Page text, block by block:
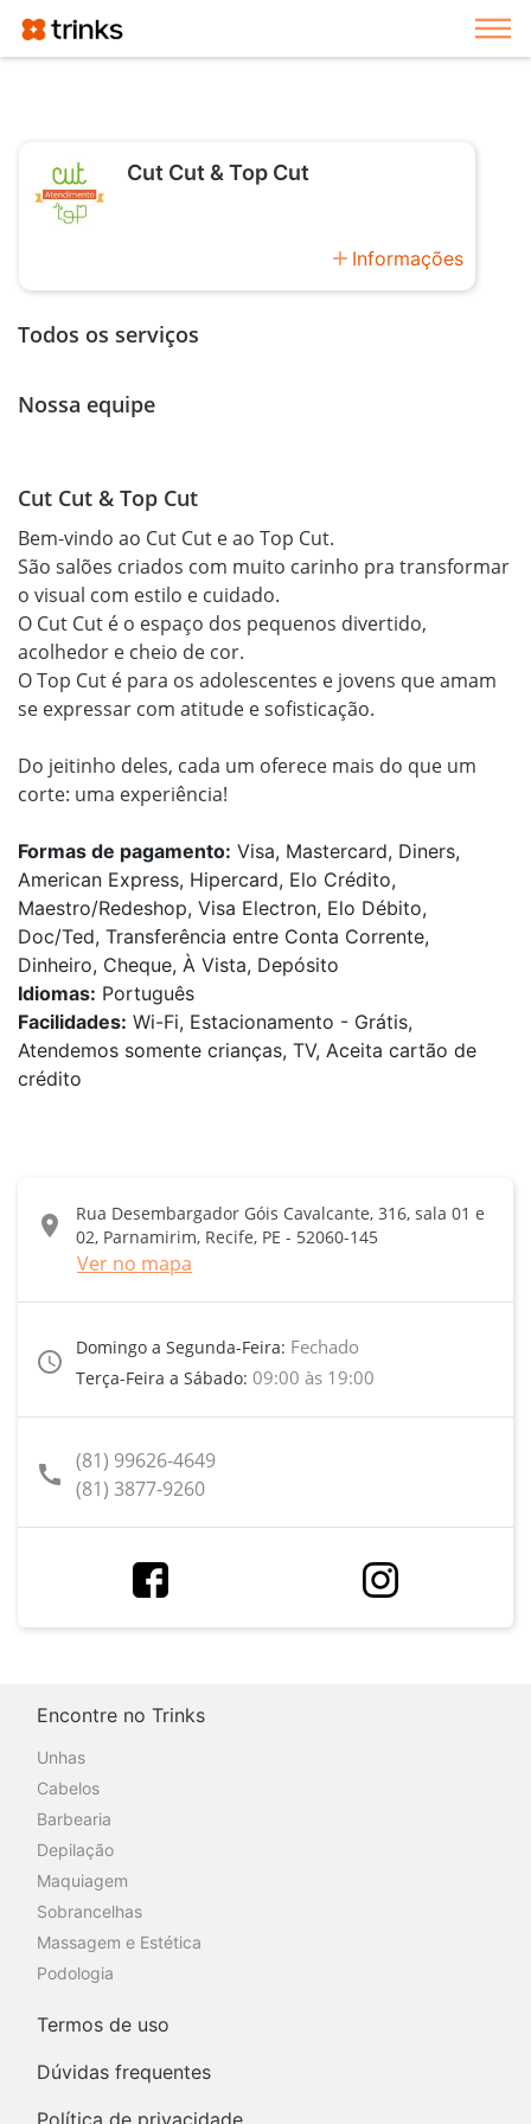
Cut Cut & Top Cut
add Informações
Todos os serviços
Nossa equipe
Cut Cut & Top Cut
Bem-vindo ao Cut Cut e ao Top Cut.
São salões criados com muito carinho pra transformar
o visual com estilo e cuidado.
O Cut Cut é o espaço dos pequenos divertido,
acolhedor e cheio de cor.
O Top Cut é para os adolescentes e jovens que amam
se expressar com atitude e sofisticação.
Do jeitinho deles, cada um oferece mais do que um
corte: uma experiência!
Formas de pagamento: Visa, Mastercard, Diners,
American Express, Hipercard, Elo Crédito,
Maestro/Redeshop, Visa Electron, Elo Débito,
Doc/Ted, Transferência entre Conta Corrente,
Dinheiro, Cheque, À Vista, Depósito
Idiomas: Português
Facilidades: Wi-Fi, Estacionamento - Grátis,
Atendemos somente crianças, TV, Aceita cartão de
crédito
location_on
Rua Desembargador Góis Cavalcante, 316, sala 01 e
02, Parnamirim, Recife, PE - 52060-145
Ver no mapa
access_time
Domingo a Segunda-Feira: Fechado
Terça-Feira a Sábado: 09:00 às 19:00
call (81) 99626-4649
(81) 3877-9260
Encontre no Trinks
Unhas
Cabelos
Barbearia
Depilação
Maquiagem
Sobrancelhas
Massagem e Estética
Podologia
Termos de uso
Dúvidas frequentes
Política de privacidade